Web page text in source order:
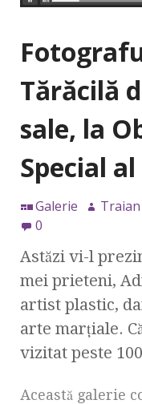
Tărăcilă
sale, la
Special
Galerie
0
Astăzi vi-l
mei prieteni,
artist plastic,
arte marţiale.
vizitat peste 100
Această galerie